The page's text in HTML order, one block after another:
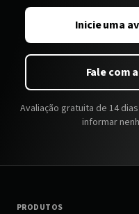
Inicie uma
Fale com
Avaliação gratuita de 14
informar
PRODUTOS